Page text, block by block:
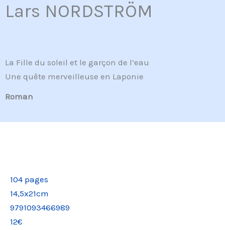
Lars NORDSTRÖM
La Fille du soleil et le garçon de l’eau
Une quête merveilleuse en Laponie
Roman
104 pages
14,5x21cm
9791093466989
12€